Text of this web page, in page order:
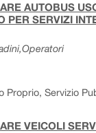
AUTOBUS
PER SERVIZI
Servizio
VEICOLI